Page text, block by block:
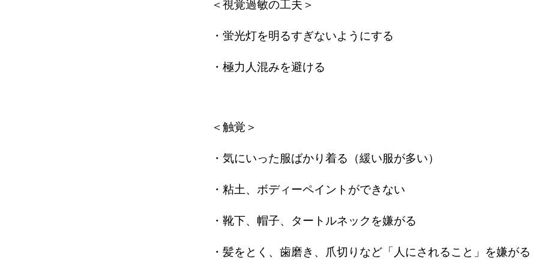
＜視覚過敏の工夫＞
・蛍光灯を明るすぎないようにする
・極力人混みを避ける
＜触覚＞
・気にいった服ばかり着る（緩い服が多い）
・粘土、ボディーペイントができない
・靴下、帽子、タートルネックを嫌がる
・髪をとく、歯磨き、爪切りなど「人にされること」を嫌がる